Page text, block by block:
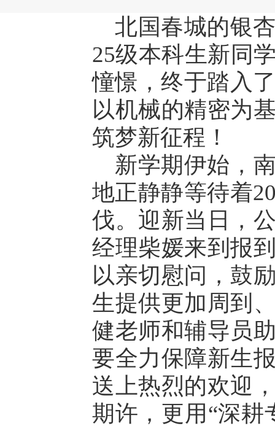
北国春城的银
25级本科生新同
憧憬，终于踏入
以机械的精密为
筑梦新征程！
新学期伊始，
地正静静等待着
伐。迎新当日，
经理柴媛来到报
以亲切慰问，鼓
生提供更加周到
健老师和辅导员
要全力保障新生
送上热烈的欢迎
期许，更用“深耕